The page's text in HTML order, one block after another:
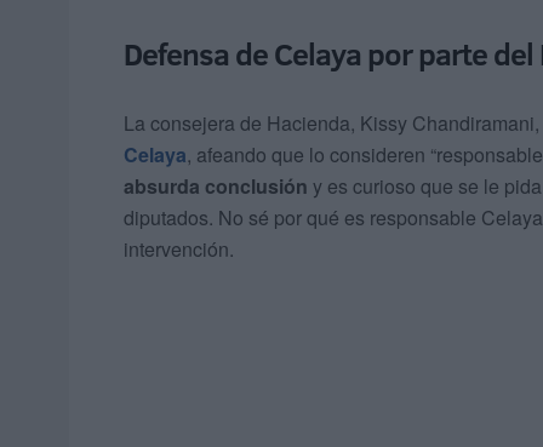
Defensa de Celaya por parte del
La consejera de Hacienda, Kissy
Celaya, afeando que lo consideren
absurda conclusión y es curioso que se le
diputados. No sé por qué es responsable
intervención.